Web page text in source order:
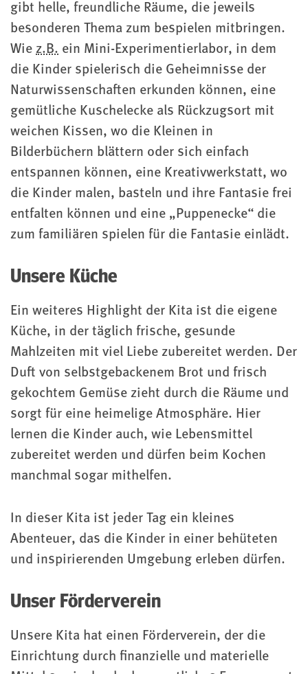
gibt helle, freundliche Räume, die jeweils
besonderen Thema zum bespielen mitbringen.
Wie z.B. ein Mini-Experimentierlabor, in dem
die Kinder spielerisch die Geheimnisse der
Naturwissenschaften erkunden können, eine
gemütliche Kuschelecke als Rückzugsort mit
weichen Kissen, wo die Kleinen in
Bilderbüchern blättern oder sich einfach
entspannen können, eine Kreativwerkstatt, wo
die Kinder malen, basteln und ihre Fantasie frei
entfalten können und eine „Puppenecke“ die
zum familiären spielen für die Fantasie einlädt.
Unsere Küche
Ein weiteres Highlight der Kita ist die eigene
Küche, in der täglich frische, gesunde
Mahlzeiten mit viel Liebe zubereitet werden. Der
Duft von selbstgebackenem Brot und frisch
gekochtem Gemüse zieht durch die Räume und
sorgt für eine heimelige Atmosphäre. Hier
lernen die Kinder auch, wie Lebensmittel
zubereitet werden und dürfen beim Kochen
manchmal sogar mithelfen.
In dieser Kita ist jeder Tag ein kleines
Abenteuer, das die Kinder in einer behüteten
und inspirierenden Umgebung erleben dürfen.
Unser Förderverein
Unsere Kita hat einen Förderverein, der die
Einrichtung durch finanzielle und materielle